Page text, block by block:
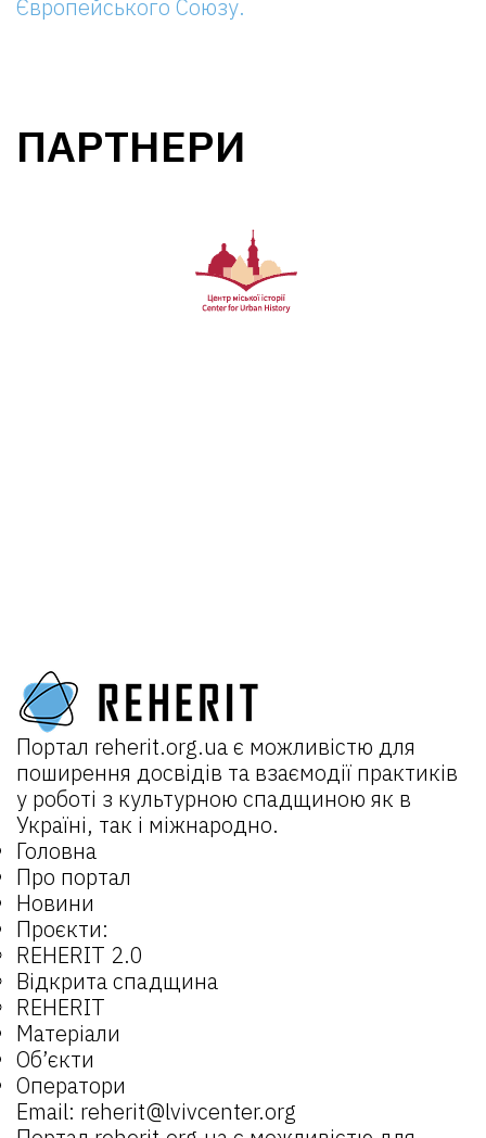
Європейського Союзу.
ПАРТНЕРИ
Портал reherit.org.uaє можливістю для
поширення досвідів та взаємодії практиків
у роботі з культурною спадщиною як в
Україні, так і міжнародно.
Головна
Про портал
Новини
Проєкти:
REHERIT 2.0
Відкрита спадщина
REHERIT
Матеріали
Об’єкти
Оператори
Email: reherit@lvivcenter.org